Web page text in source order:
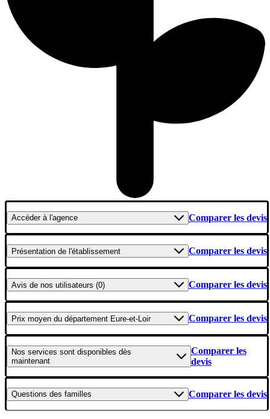
Accéderà l'agence Comparer les devis
Présentation de l'établissement Comparer les devis
Avis de nos utilisateurs (0) Comparer les devis
Prix moyen du département Eure-et-Loir Comparer les devis
Nos services sont disponibles dès
maintenant
Comparer les
devis
Questions des familles Comparer les devis